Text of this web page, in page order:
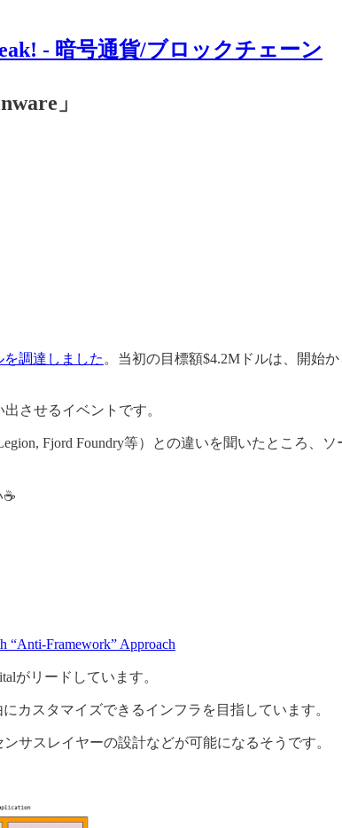
- 暗号通貨/ブロックチェーン
」
を調達しました 。当初の目標額$4.2Mドルは、開始
させるイベントです。
Fjord Foundry等）との違いを聞いたところ、
“Anti-Framework” Approach
がリードしています。
カスタマイズできるインフラを目指しています。
サスレイヤーの設計などが可能になるそうです。